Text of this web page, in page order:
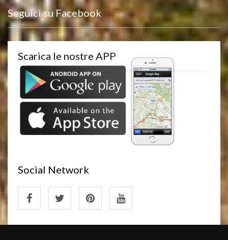
Seguici su Facebook
Scarica le nostre APP
Social Network